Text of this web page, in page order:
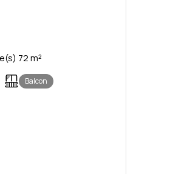
Appartement 4 pièce(s) 3 chambre(s) 72 m²
Balcon